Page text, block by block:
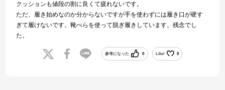
クッションも値段の割に良くて疲れないです。
ただ、履き始めなのか分からないですが手を使わずには履き口が硬す
ぎて履けないです。靴べらを使って脱ぎ履きしています。残念でし
た。
参考になった 0 Like! 0